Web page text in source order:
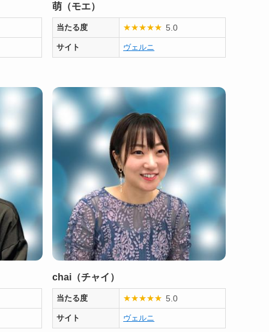
萌（モエ）
当たる度 ★★★★★ 5.0
サイト ヴェルニ
chai（チャイ）
当たる度 ★★★★★ 5.0
サイト ヴェルニ